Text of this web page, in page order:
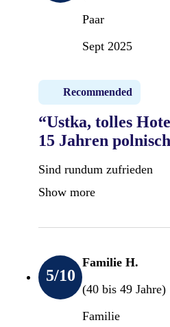
Paar
Sept 2025
Recommended
“Ustka, tolles
15 Jahren
Sind rundum zufrieden
Show more
5/10
Familie H.
(40 bis 49 Jahre)
Familie